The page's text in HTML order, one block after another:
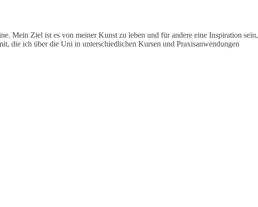
Mein Ziel ist es von meiner Kunst zu leben und für andere eine Inspiration sein,
die ich über die Uni in unterschiedlichen Kursen und Praxisanwendungen